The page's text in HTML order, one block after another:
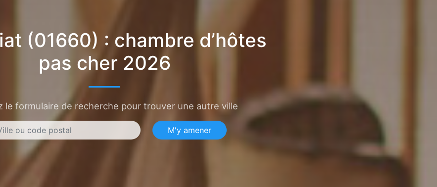
(01660) : chambre d’hôtes
pas cher 2026
le formulaire de recherche pour trouver une autre ville
M'y amener